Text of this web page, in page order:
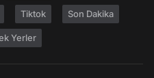
Tiktok Son Dakika
Yerler